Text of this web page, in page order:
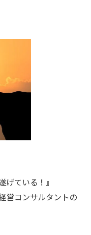
げている！』
営コンサルタントの